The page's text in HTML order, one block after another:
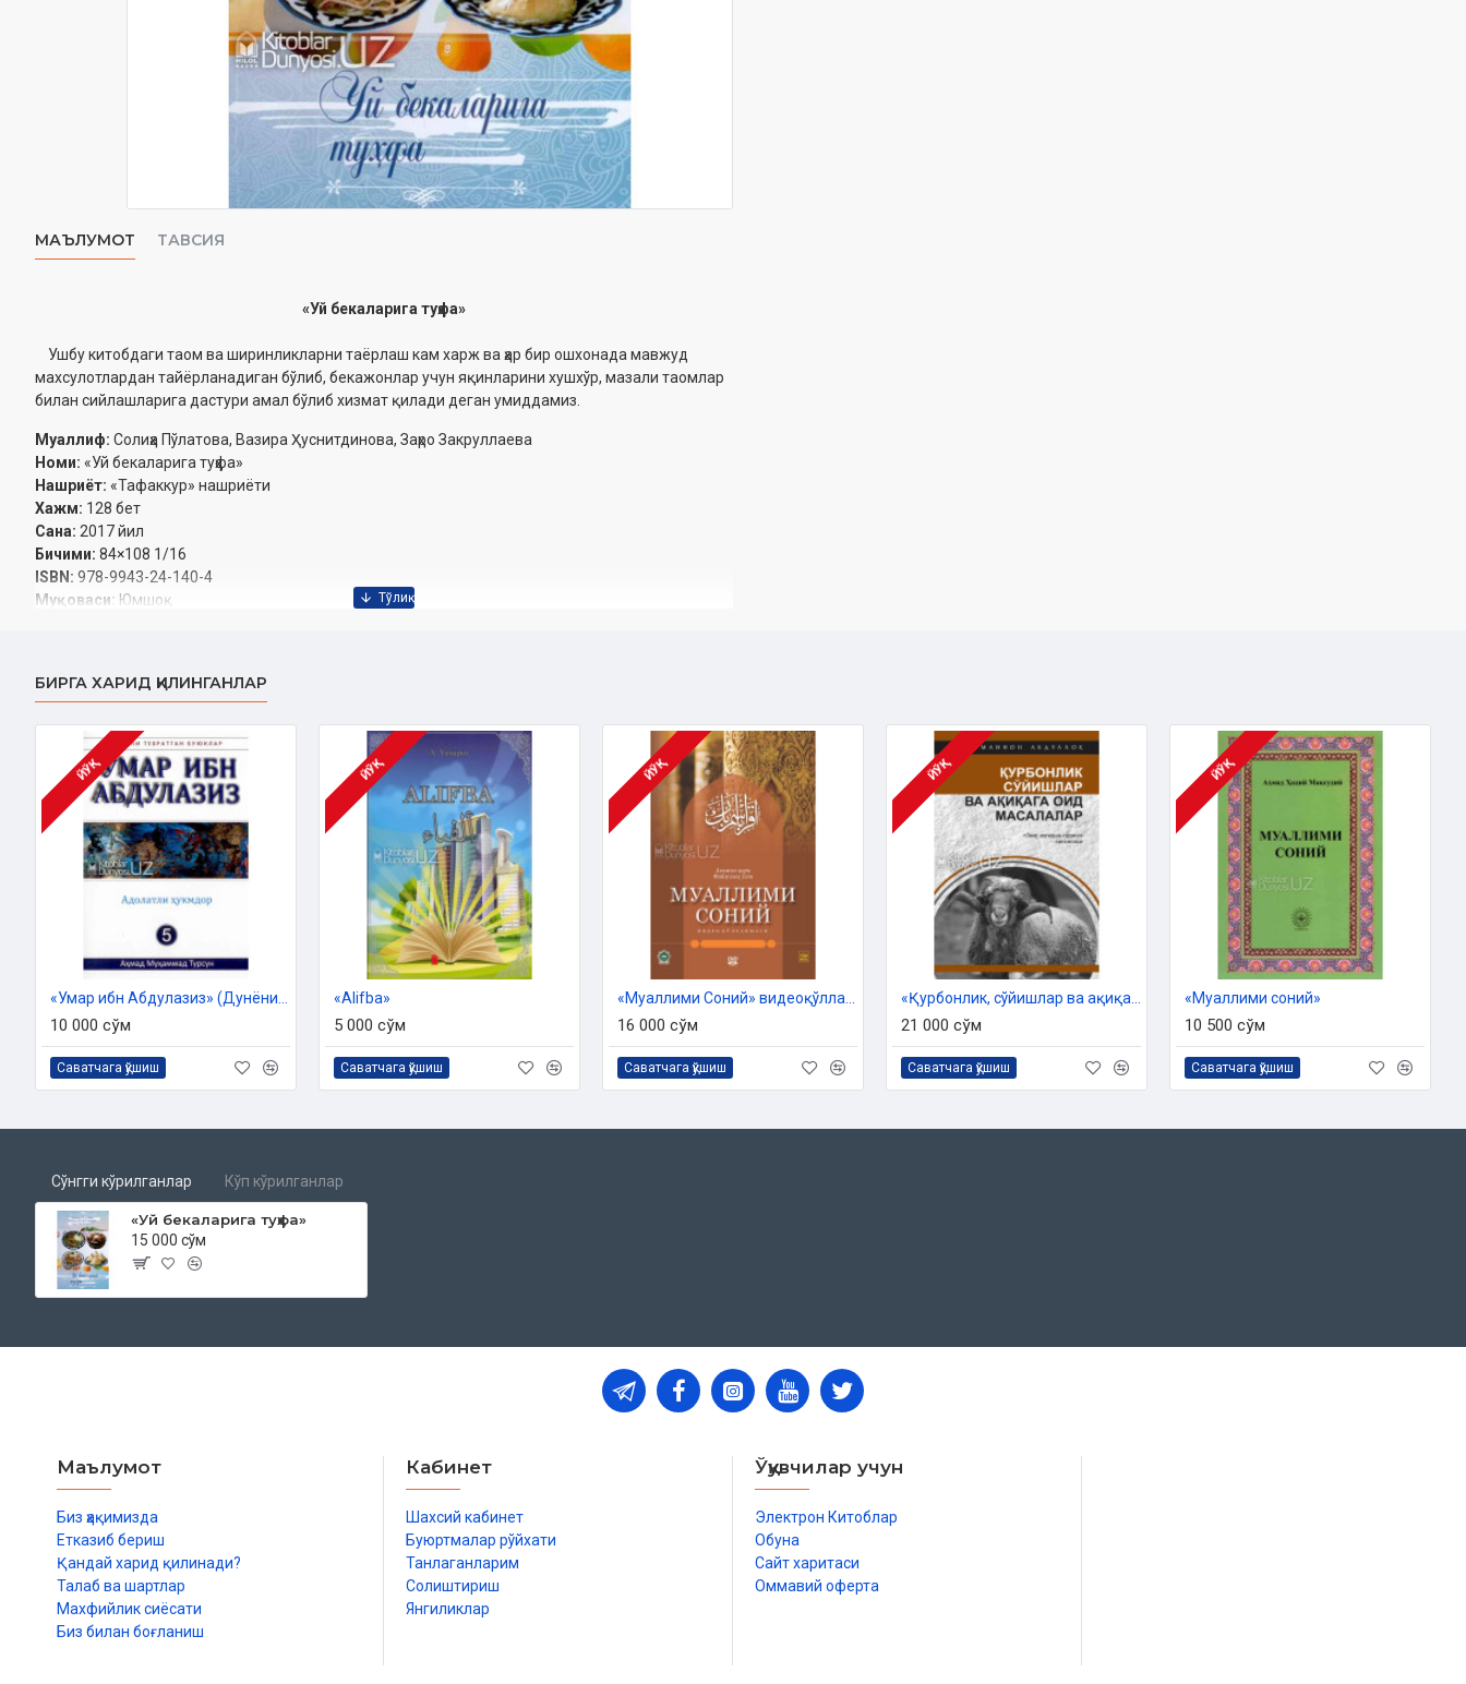
МАЪЛУМОТ ТАВСИЯ
«Уй бекаларига туҳфа»
Ушбу китобдаги таом ва ширинликларни таёрлаш кам харж ва ҳар бир ошхонада мавжуд
махсулотлардан тайёрланадиган бўлиб, бекажонлар учун яқинларини хушхўр, мазали таомлар
билан сийлашларига дастури амал бўлиб хизмат қилади деган умиддамиз.
Муаллиф: Солиҳа Пўлатова, Вазира Ҳуснитдинова, Заҳро Закруллаева
Номи: «Уй бекаларига туҳфа»
Нашриёт: «Тафаккур» нашриёти
Хажм: 128 бет
Сана: 2017 йил
Бичими: 84×108 1/16
ISBN: 978-9943-24-140-4
Муқоваси: Юмшоқ
БИРГА ХАРИД ҚИЛИНГАНЛАР
ЙЎҚ
10 000 сўм
Саватчага қўшиш
ЙЎҚ
«Alifba»
5 000 сўм
Саватчага қўшиш
ЙЎҚ
16 000 сўм
Саватчага қўшиш
ЙЎҚ
21 000 сўм
Саватчага қўшиш
ЙЎҚ
«Муаллими соний»
10 500 сўм
Саватчага қўшиш
Сўнгги кўрилганлар Кўп кўрилганлар
«Уй бекаларига туҳфа»
15 000 сўм
Маълумот
Биз ҳақимизда
Етказиб бериш
Қандай харид қилинади?
Талаб ва шартлар
Махфийлик сиёсати
Биз билан боғланиш
Кабинет
Шахсий кабинет
Буюртмалар рўйхати
Танлаганларим
Солиштириш
Янгиликлар
Ўқувчилар учун
Электрон Китоблар
Обуна
Сайт харитаси
Оммавий оферта